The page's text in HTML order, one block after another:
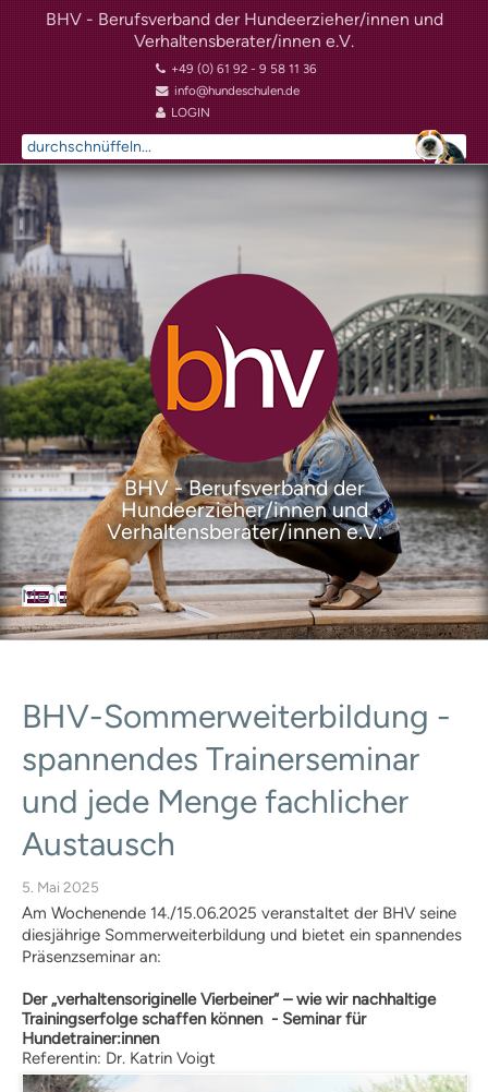
BHV - Berufsverband der Hundeerzieher/innen und
Verhaltensberater/innen e.V.
+49 (0) 61 92 - 9 58 11 36
info@hundeschulen.de
LOGIN
Suchen
...
BHV - Berufsverband der
Hundeerzieher/innen und
Verhaltensberater/innen e.V.
Menu
BHVDer Berufsverband
Satzung
Leitbild
Ansprechpartner
Mitgliedervertreter
BHV-Mitglieder
Mitgliedschaft
Fördermitgliedschaft
ordentliche Mitgliedschaft
BHV-Referenten
BHV-Gütesiegel
BHV-Sommerweiterbildung -
spannendes Trainerseminar
und jede Mengefachlicher
Austausch
5. Mai 2025
Am Wochenende 14./15.06.2025 veranstaltet der BHV seine
diesjährige Sommerweiterbildung und bietet ein spannendes
Präsenzseminar an:
Der „verhaltensoriginelle Vierbeiner“ – wie wir nachhaltige
Trainingserfolge schaffen können - Seminar für
Hundetrainer:innen
Referentin: Dr. Katrin Voigt